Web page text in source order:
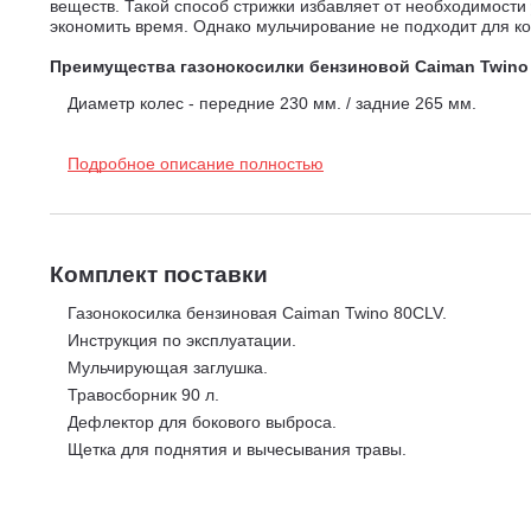
веществ. Такой способ стрижки избавляет от
экономить время. Однако мульчирование не подходит для
Преимущества газонокосилки бензиновой Caiman Twino
Диаметр колес - передние 230 мм. / задние 265 мм.
Подробное описание полностью
Комплект поставки
Газонокосилка бензиновая Caiman Twino 80CLV.
Инструкция по эксплуатации.
Мульчирующая заглушка.
Травосборник 90 л.
Дефлектор для бокового выброса.
Щетка для поднятия и вычесывания травы.